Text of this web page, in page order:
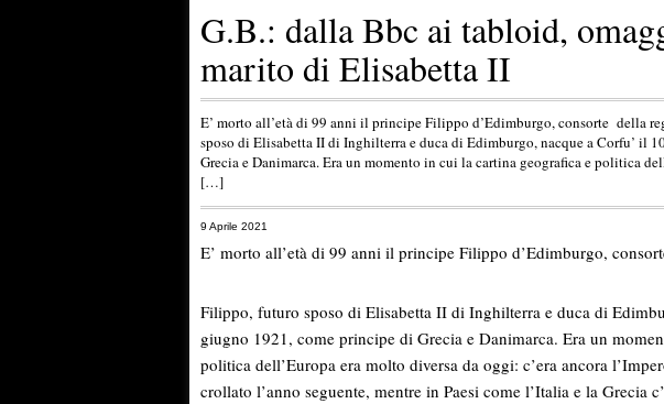
G.B.: dalla Bbc ai tabloid,
marito di Elisabetta II
E’ morto all’età di 99 anni il principe Filippo d’Edimburgo, consorte della
sposo di Elisabetta II di Inghilterra e duca di Edimburgo, nacque a Corfu’ il
Grecia e Danimarca. Era un momento in cui la cartina geografica e politica
[…]
9 Aprile 2021
E’ morto all’età di 99 anni il principe Filippo d’Edimburgo,
Filippo, futuro sposo di Elisabetta II di Inghilterra e duca di
giugno 1921, come principe di Grecia e Danimarca. Era un
politica dell’Europa era molto diversa da oggi: c’era ancora
crollato l’anno seguente, mentre in Paesi come l’Italia e la Grecia